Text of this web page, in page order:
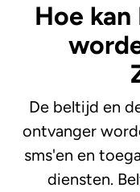
Hoe
De beltijd en
ontvanger
sms'en en
diensten.